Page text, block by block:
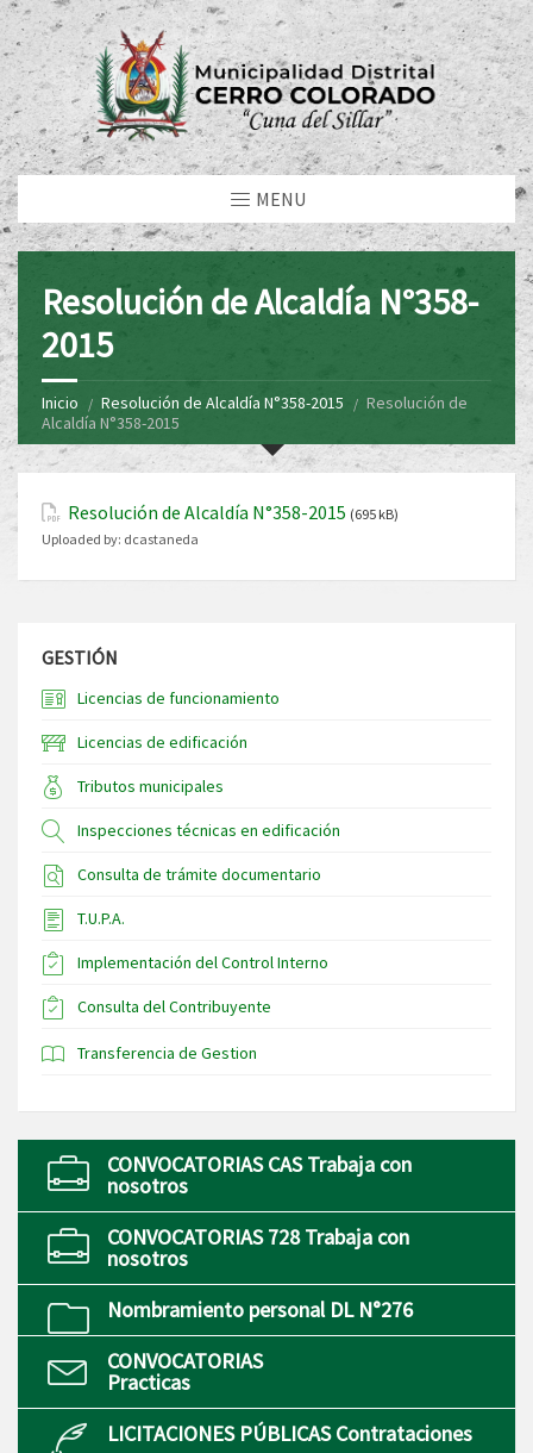
MENU
Resolución de Alcaldía N°358-
2015
Inicio Resolución de Alcaldía N°358-2015
Resolución de
Alcaldía N°358-2015
Resolución de Alcaldía N°358-2015 (695 kB)
Uploaded by: dcastaneda
GESTIÓN
Licencias de funcionamiento
Licencias de edificación
Tributos municipales
Inspecciones técnicas en edificación
Consulta de trámite documentario
T.U.P.A.
Implementación del Control Interno
Consulta del Contribuyente
Transferencia de Gestion
CONVOCATORIAS CAS Trabaja con
nosotros
CONVOCATORIAS 728 Trabaja con
nosotros
Nombramiento personal DL N°276
CONVOCATORIAS
Practicas
LICITACIONES PÚBLICAS Contrataciones